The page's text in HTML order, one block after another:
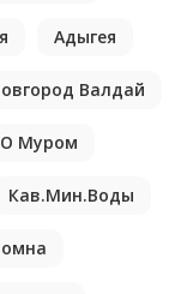
Адыгея
Валдай
Муром
Кав.Мин.Воды